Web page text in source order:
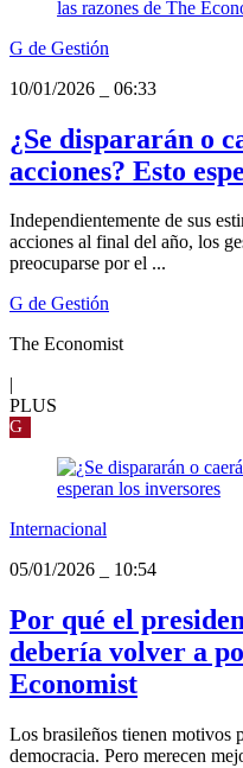
G de Gestión
10/01/2026
06:33
¿Se dispararán o
acciones? Esto
Independientemente de sus
acciones al final del año, los
preocuparse por el ...
G de Gestión
The Economist
|
PLUS
G
Internacional
05/01/2026
10:54
Por qué el
debería volver a
Economist
Los brasileños tienen motivos
democracia. Pero merecen